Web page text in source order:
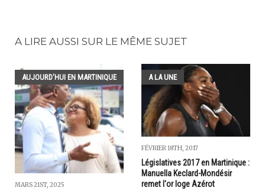
A LIRE AUSSI SUR LE MÊME SUJET
AUJOURD'HUI EN MARTINIQUE
MARS 21ST, 2025
A LA UNE
FÉVRIER 18TH, 2017
Législatives 2017 en Martinique :
Manuella Keclard-Mondésir
remet l'or loge Azérot